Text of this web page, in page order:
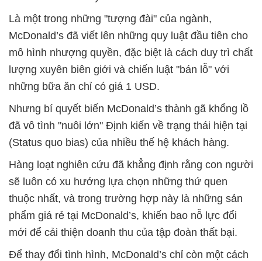
Là một trong những "tượng đài" của ngành,
McDonald’s đã viết lên những quy luật đầu tiên cho
mô hình nhượng quyền, đặc biệt là cách duy trì chất
lượng xuyên biên giới và chiến luật "bán lỗ" với
những bữa ăn chỉ có giá 1 USD.
Nhưng bí quyết biến McDonald’s thành gã khổng lồ
đã vô tình "nuôi lớn" Định kiến về trạng thái hiện tại
(Status quo bias) của nhiều thế hệ khách hàng.
Hàng loạt nghiên cứu đã khẳng định rằng con người
sẽ luôn có xu hướng lựa chọn những thứ quen
thuộc nhất, và trong trường hợp này là những sản
phẩm giá rẻ tại McDonald’s, khiến bao nỗ lực đổi
mới để cải thiện doanh thu của tập đoàn thất bại.
Để thay đổi tình hình, McDonald’s chỉ còn một cách